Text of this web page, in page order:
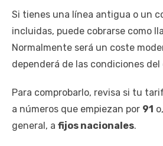
Si tienes una línea antigua o un
incluidas, puede cobrarse como
Normalmente será un coste
dependerá de las condiciones del
Para comprobarlo, revisa si tu
a números que empiezan por 91
general, a fijos nacionales.